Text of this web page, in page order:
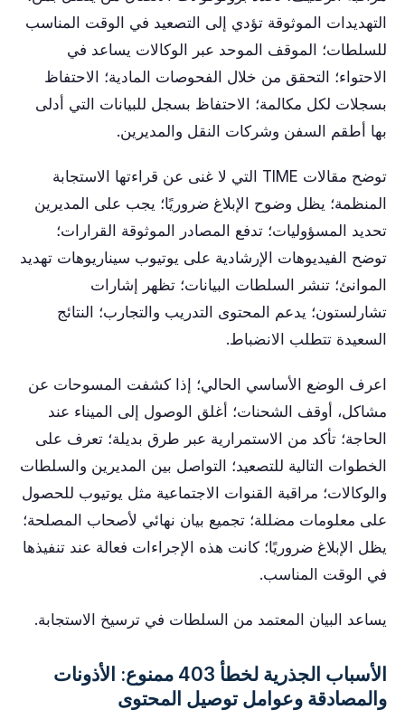
التهديدات الموثوقة تؤدي إلى التصعيد في الوقت المناسب
للسلطات؛ الموقف الموحد عبر الوكالات يساعد في
الاحتواء؛ التحقق من خلال الفحوصات المادية؛ الاحتفاظ
بسجلات لكل مكالمة؛ الاحتفاظ بسجل للبيانات التي أدلى
بها أطقم السفن وشركات النقل والمديرين.
توضح مقالات TIME التي لا غنى عن قراءتها الاستجابة
المنظمة؛ يظل وضوح الإبلاغ ضروريًا؛ يجب على المديرين
تحديد المسؤوليات؛ تدفع المصادر الموثوقة القرارات؛
توضح الفيديوهات الإرشادية على يوتيوب سيناريوهات تهديد
الموانئ؛ تنشر السلطات البيانات؛ تظهر إشارات
تشارلستون؛ يدعم المحتوى التدريب والتجارب؛ النتائج
السعيدة تتطلب الانضباط.
اعرف الوضع الأساسي الحالي؛ إذا كشفت المسوحات عن
مشاكل، أوقف الشحنات؛ أغلق الوصول إلى الميناء عند
الحاجة؛ تأكد من الاستمرارية عبر طرق بديلة؛ تعرف على
الخطوات التالية للتصعيد؛ التواصل بين المديرين والسلطات
والوكالات؛ مراقبة القنوات الاجتماعية مثل يوتيوب للحصول
على معلومات مضللة؛ تجميع بيان نهائي لأصحاب المصلحة؛
يظل الإبلاغ ضروريًا؛ كانت هذه الإجراءات فعالة عند تنفيذها
في الوقت المناسب.
يساعد البيان المعتمد من السلطات في ترسيخ الاستجابة.
الأسباب الجذرية لخطأ 403 ممنوع: الأذونات
والمصادقة وعوامل توصيل المحتوى